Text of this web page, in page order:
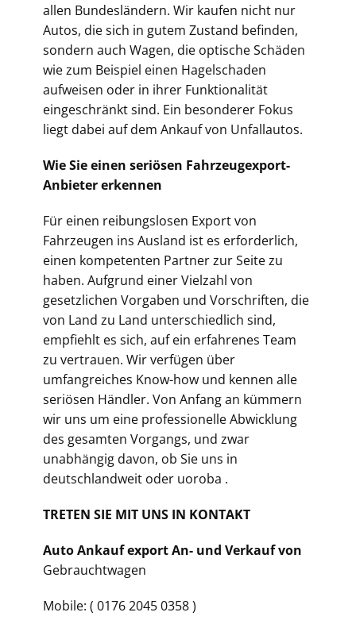
allen Bundesländern. Wir kaufen nicht nur
Autos, die sich in gutem Zustand befinden,
sondern auch Wagen, die optische Schäden
wie zum Beispiel einen Hagelschaden
aufweisen oder in ihrer Funktionalität
eingeschränkt sind. Ein besonderer Fokus
liegt dabei auf dem Ankauf von Unfallautos.
Wie Sie einen seriösen Fahrzeugexport-
Anbieter erkennen
Für einen reibungslosen Export von
Fahrzeugen ins Ausland ist es erforderlich,
einen kompetenten Partner zur Seite zu
haben. Aufgrund einer Vielzahl von
gesetzlichen Vorgaben und Vorschriften, die
von Land zu Land unterschiedlich sind,
empfiehlt es sich, auf ein erfahrenes Team
zu vertrauen. Wir verfügen über
umfangreiches Know-how und kennen alle
seriösen Händler. Von Anfang an kümmern
wir uns um eine professionelle Abwicklung
des gesamten Vorgangs, und zwar
unabhängig davon, ob Sie uns in
deutschlandweit oder uoroba .
TRETEN SIE MIT UNS IN KONTAKT
Auto Ankauf export An- und Verkauf von
Gebrauchtwagen
Mobile: ( 0176 2045 0358 )